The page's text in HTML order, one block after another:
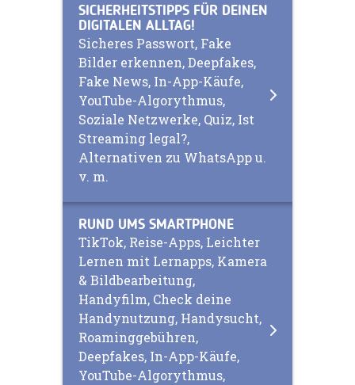
SICHERHEITSTIPPS FÜR DEINEN
DIGITALEN ALLTAG!
Sicheres Passwort, Fake
Bilder erkennen, Deepfakes,
Fake News, In-App-Käufe,
YouTube-Algorythmus,
Soziale Netzwerke, Quiz, Ist
Streaming legal?,
Alternativen zu WhatsApp u.
v. m.
RUND UMS SMARTPHONE
TikTok, Reise-Apps, Leichter
Lernen mit Lernapps, Kamera
& Bildbearbeitung,
Handyfilm, Check deine
Handynutzung, Handysucht,
Roaminggebühren,
Deepfakes, In-App-Käufe,
YouTube-Algorythmus,